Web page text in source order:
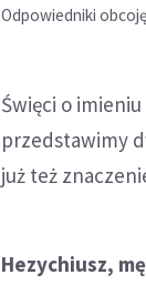
Odpowiedniki
Święci o
przedstawimy
już też
Hezychiusz,